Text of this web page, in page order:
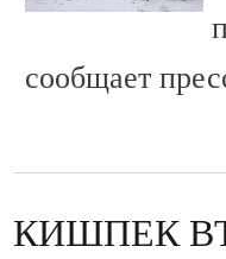
сообщает
КИШПЕК